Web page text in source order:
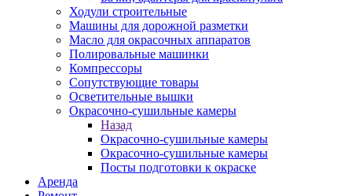
Ходули строительные
Машины для дорожной разметки
Масло для окрасочных аппаратов
Полировальные машинки
Компрессоры
Сопутствующие товары
Осветительные вышки
Окрасочно-сушильные камеры
Назад
Окрасочно-сушильные камеры
Окрасочно-сушильные камеры
Посты подготовки к окраске
Аренда